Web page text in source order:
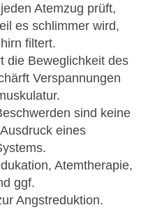
Atemzug prüft,
es schlimmer wird,
filtert.
die Beweglichkeit des
Verspannungen
sind keine
eines
Atemtherapie,
ggf.
Angstreduktion.